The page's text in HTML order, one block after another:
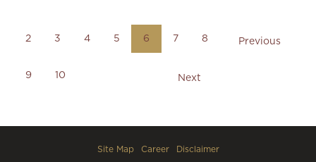
Previous
2 3 4 5 6 7 8
9 10 Next
Site Map Career Disclaimer